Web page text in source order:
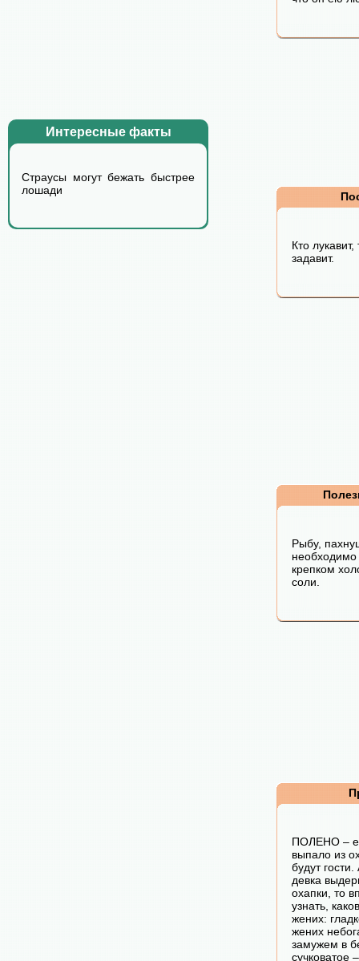
Интересные факты
Страусы могут бежать быстрее
лошади
Кто лукавит,
задавит.
Рыбу,
крепком
соли.
ПОЛЕНО –
выпало из
будут
девка
охапки, то
узнать,
жених:
жених
замужем в
сучковатое